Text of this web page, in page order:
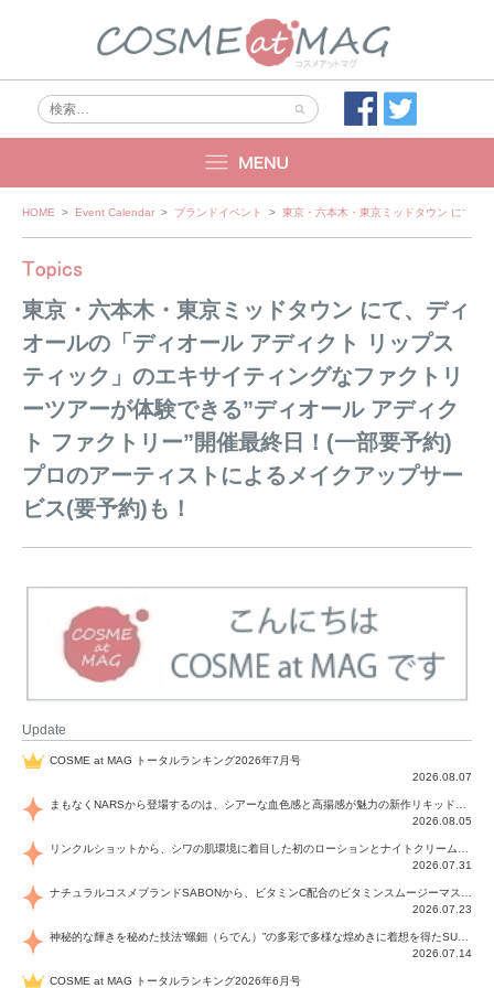
Skip
HOME > Event Calendar > ブランドイベント > 東京・六本木・東京ミッドタウン にて、
東京・六本木・東京ミッドタウン にて、ディ
オールの「ディオール アディクト リップス
ティック」の​エキサイティングなファクトリ
ーツアーが体験できる”ディオール アディク
ト ファクトリー”開催最終日！(一部要予約)
プロのアーティストによるメイクアップサー
ビス(要予約)も！
Update
COSME at MAG トータルランキング2026年7月号
2026.08.07
まもなくNARSから登場するのは、シアーな血色感と高揚感が魅力の新作リキッドブラッシュ「インセイシャブル リキッドブラッシュ」と、ゴールデンアワーに染まる空にインスピレーションを得た「アフターグロー リップシャイン」の新色！夏をハックして！
2026.08.05
リンクルショットから、シワの肌環境に着目した初のローションとナイトクリームが登場！デイリーケアで、シワ特有の肌環境を改善し、シワが目立たない肌へと導きます。
2026.07.31
ナチュラルコスメブランドSABONから、ビタミンC配合のビタミンスムージーマスク「ラディアンスマスク」と、ペパーミントにオーガニックハーブを凝縮したジェルの涼感トリートメント美容液「スカルプセラム リフレッシング」が登場！日々のデイリーケアで、過酷な猛暑で疲れた肌や頭皮をサポート、心地よくリフレッシュし、優しく肌を整えます。
2026.07.23
神秘的な輝きを秘めた技法“螺鈿（らでん）”の多彩で多様な煌めきに着想を得たSUQQUの2026 秋 カラーコレクションから登場するのは、艶然と輝くアイシャドウや偏光パールを配したフェイスカラー、繊細なパールの煌めくネイル、そしてそれらを際立てる“朧げな艶”を秘めた新リクイドリップ「ブラー リクイド リップ」。強さを秘めたまろやかな洗練の表情に。
2026.07.14
COSME at MAG トータルランキング2026年6月号